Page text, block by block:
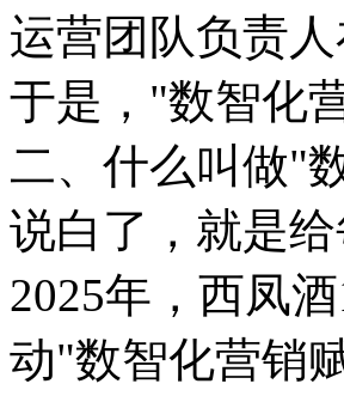
运营团队负责
于是，"数智化
二、什么叫做"
说白了，就是
2025年，西凤
动"数智化营销